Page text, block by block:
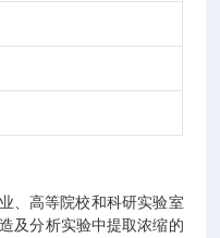
、高等院校和科研实验室
及分析实验中提取浓缩的